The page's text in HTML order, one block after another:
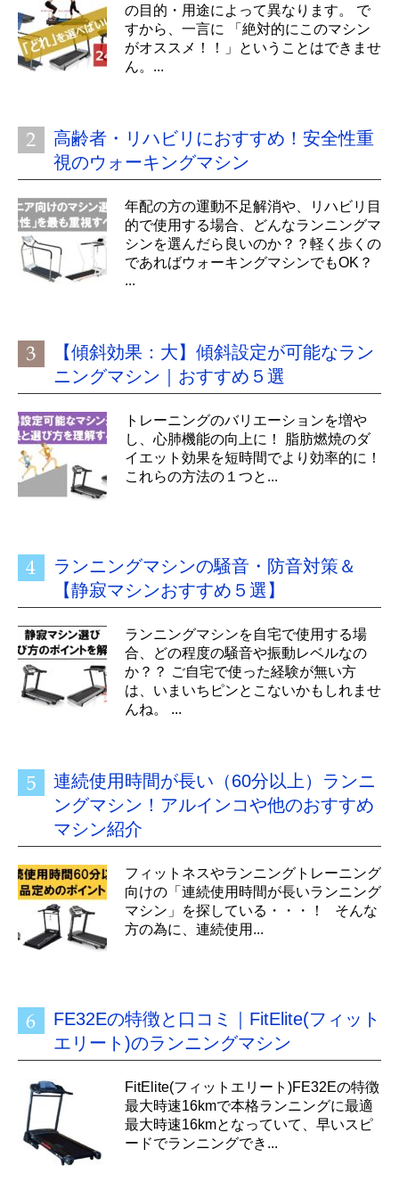
の目的・用途によって異なります。 で
すから、一言に 「絶対的にこのマシン
がオススメ！！」ということはできませ
ん。...
高齢者・リハビリにおすすめ！安全性重
視のウォーキングマシン
年配の方の運動不足解消や、リハビリ目
的で使用する場合、どんなランニングマ
シンを選んだら良いのか？？軽く歩くの
であればウォーキングマシンでもOK？
...
【傾斜効果：大】傾斜設定が可能なラン
ニングマシン｜おすすめ５選
トレーニングのバリエーションを増や
し、心肺機能の向上に！ 脂肪燃焼のダ
イエット効果を短時間でより効率的に！
これらの方法の１つと...
ランニングマシンの騒音・防音対策＆
【静寂マシンおすすめ５選】
ランニングマシンを自宅で使用する場
合、どの程度の騒音や振動レベルなの
か？？ ご自宅で使った経験が無い方
は、いまいちピンとこないかもしれませ
んね。 ...
連続使用時間が長い（60分以上）ランニ
ングマシン！アルインコや他のおすすめ
マシン紹介
フィットネスやランニングトレーニング
向けの「連続使用時間が長いランニング
マシン」を探している・・・！ そんな
方の為に、連続使用...
FE32Eの特徴と口コミ｜FitElite(フィット
エリート)のランニングマシン
FitElite(フィットエリート)FE32Eの特徴
最大時速16kmで本格ランニングに最適
最大時速16kmとなっていて、早いスピ
ードでランニングでき...